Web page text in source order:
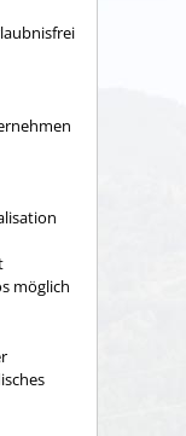
möglich